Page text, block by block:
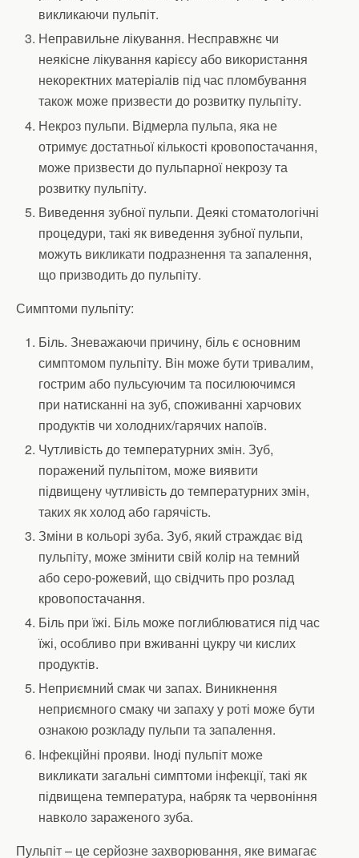
викликаючи пульпіт.
Неправильне лікування. Несправжнє чи
неякісне лікування карієсу або використання
некоректних матеріалів під час пломбування
також може призвести до розвитку пульпіту.
Некроз пульпи. Відмерла пульпа, яка не
отримує достатньої кількості кровопостачання,
може призвести до пульпарної некрозу та
розвитку пульпіту.
Виведення зубної пульпи. Деякі стоматологічні
процедури, такі як виведення зубної пульпи,
можуть викликати подразнення та запалення,
що призводить до пульпіту.
Симптоми пульпіту:
Біль. Зневажаючи причину, біль є основним
симптомом пульпіту. Він може бути тривалим,
гострим або пульсуючим та посилюючимся
при натисканні на зуб, споживанні харчових
продуктів чи холодних/гарячих напоїв.
Чутливість до температурних змін. Зуб,
поражений пульпітом, може виявити
підвищену чутливість до температурних змін,
таких як холод або гарячість.
Зміни в кольорі зуба. Зуб, який страждає від
пульпіту, може змінити свій колір на темний
або серо-рожевий, що свідчить про розлад
кровопостачання.
Біль при їжі. Біль може поглиблюватися під час
їжі, особливо при вживанні цукру чи кислих
продуктів.
Неприємний смак чи запах. Виникнення
неприємного смаку чи запаху у роті може бути
ознакою розкладу пульпи та запалення.
Інфекційні прояви. Іноді пульпіт може
викликати загальні симптоми інфекції, такі як
підвищена температура, набряк та червоніння
навколо зараженого зуба.
Пульпіт – це серйозне захворювання, яке вимагає